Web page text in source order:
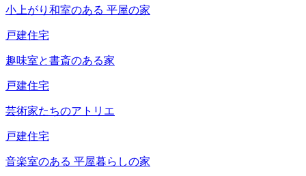
小上がり和室のある 平屋の家
戸建住宅
趣味室と書斎のある家
戸建住宅
芸術家たちのアトリエ
戸建住宅
音楽室のある 平屋暮らしの家